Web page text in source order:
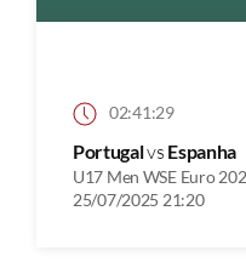
02:41:29
Portugalvs Espanha
U17 Men WSE Euro
25/07/2025 21:20